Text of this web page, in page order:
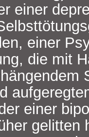
einer
einer
die mit
einer
gelitten